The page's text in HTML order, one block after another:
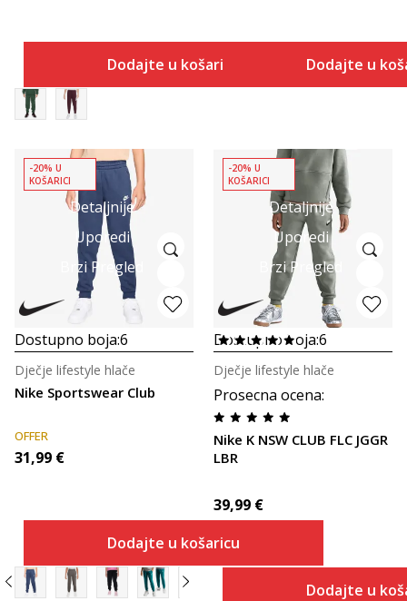
Dodajte u košaricu Dodajte u
Detaljnije
Uporedi
Brzi Pregled
-20% U
KOŠARICI
Dostupno boja:6
Nike Sportswear Club
Dječje lifestyle hlače
OFFER
31,99 €
Dodajte u košaricu
Detaljnije
Uporedi
Brzi Pregled
-20% U
KOŠARICI
Dostupno boja:6
Prosecna ocena:
Nike K NSW CLUB FLC JGGR
LBR
Dječje lifestyle hlače
39,99 €
Dodajte u